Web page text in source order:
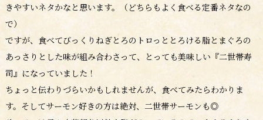
きやすいネタかなと思います。（どちらもよく食べる定番ネタなの
で）
ですが、食べてびっくりねぎとろのトロっととろける脂とまぐろの
あっさりとした味が組み合わさって、とっても美味しい『二世帯寿
司』になっていました！
ちょっと伝わりづらいかもしれませんが、食べてみたらわかりま
す。そしてサーモン好きの方は絶対、二世帯サーモンも◎